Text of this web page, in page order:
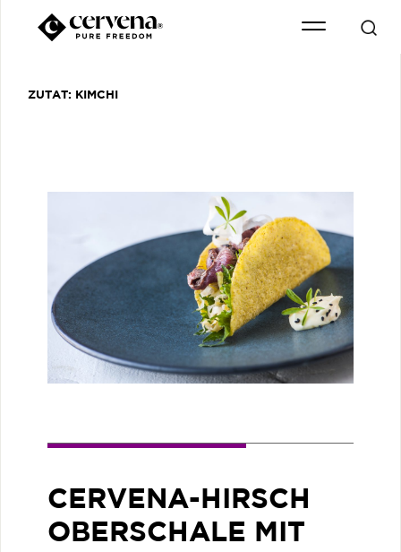
ZUTAT: KIMCHI
CERVENA-HIRSCH
OBERSCHALE MIT